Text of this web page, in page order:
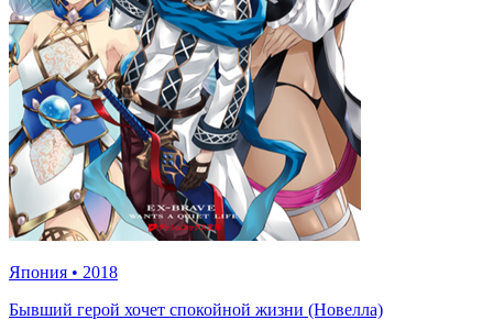
Япония • 2018
Бывший герой хочет спокойной жизни (Новелла)